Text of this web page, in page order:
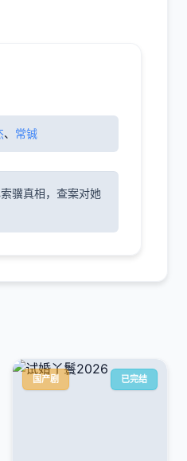
、 常铖
骥真相，查案对她
国产剧 已完结